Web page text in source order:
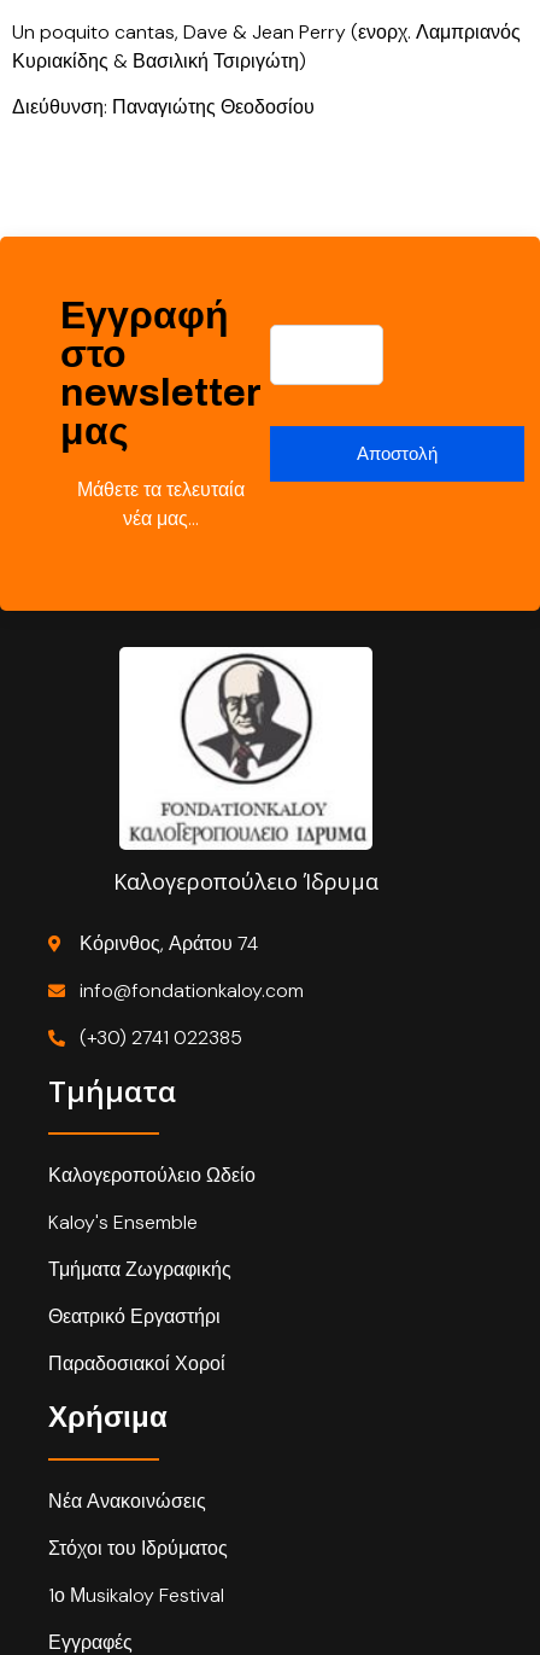
Un poquito cantas, Dave & Jean Perry (ενορχ. Λαμπριανός
Κυριακίδης & Βασιλική Τσιριγώτη)
Διεύθυνση: Παναγιώτης Θεοδοσίου
Εγγραφή
στο
newsletter
μας
Μάθετε τα τελευταία
νέα μας…
Καλογεροπούλειο Ίδρυμα
Κόρινθος, Αράτου 74
info@fondationkaloy.com
(+30) 2741 022385
Τμήματα
Καλογεροπούλειο Ωδείο
Kaloy's Ensemble
Τμήματα Ζωγραφικής
Θεατρικό Εργαστήρι
Παραδοσιακοί Χοροί
Χρήσιμα
Νέα Ανακοινώσεις
Στόχοι του Ιδρύματος
1ο Μusikaloy Festival
Εγγραφές